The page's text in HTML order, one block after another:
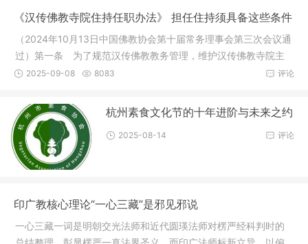
《汉传佛教寺院住持任职办法》 担任住持须具备这些条件
（2024年10月13日中国佛教协会第十届常务理事会第三次会议通
过）第一条 为了规范汉传佛教教务管理，维护汉传佛教寺院主
要教职人
评论
2025-09-08 8083
杭州素食文化节的十年进阶与未来之约
评论
2025-08-14
印广教核心理论“一心三藏”是邪见邪说
一心三藏一词是明朝交光法师和近代圆瑛法师对楞严经科判时的